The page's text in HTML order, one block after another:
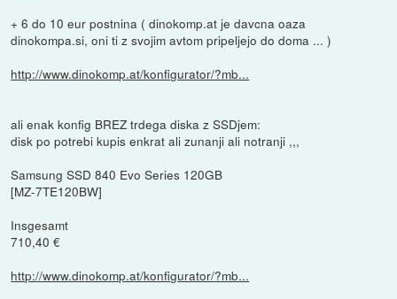
+ 6 do 10 eur postnina ( dinokomp.at je davcna oaza
dinokompa.si, oni ti z svojim avtom pripeljejo do doma ... )
http://www.dinokomp.at/konfigurator/?mb...
ali enak konfig BREZ trdega diska z SSDjem:
disk po potrebi kupis enkrat ali zunanji ali notranji ,,,
Samsung SSD 840 Evo Series 120GB
[MZ-7TE120BW]
Insgesamt
710,40 €
http://www.dinokomp.at/konfigurator/?mb...